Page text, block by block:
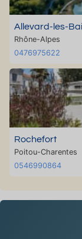
Allevard-les-
Rhône-Alpes
0476975622
Rochefort
Poitou-Charentes
0546990864